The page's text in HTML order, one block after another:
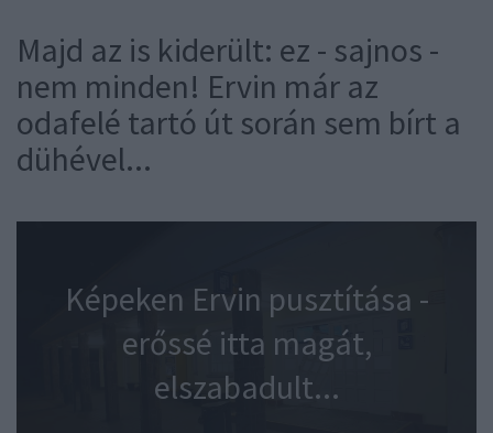
Majd az is kiderült: ez - sajnos -
nem minden! Ervin már az
odafelé tartó út során sem bírt a
dühével...
Képeken Ervin pusztítása -
erőssé itta magát,
elszabadult...